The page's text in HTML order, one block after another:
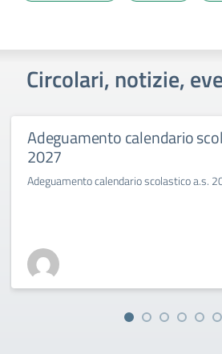
Circolari, notizie,
Adeguamento calendario
2027
Adeguamento calendario scolastico a.s.